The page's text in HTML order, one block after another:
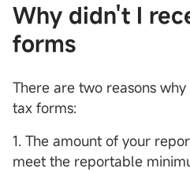
Why didn't I
forms
There are two reasons
tax forms:
1. The amount of your
meet the reportable